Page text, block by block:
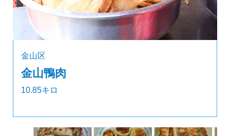
金山区
金山鴨肉
10.85キロ